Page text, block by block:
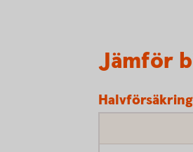
Jämför